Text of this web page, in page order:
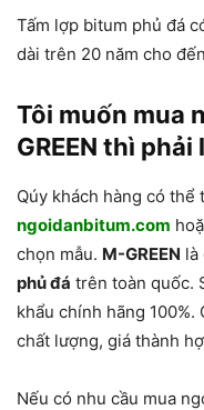
Tấm lợp bitum phủ đá
dài trên 20 năm cho
Tôi muốn mua
GREEN thì
Qúy khách hàng có thể
ngoidanbitum.com
chọn mẫu. M-GREEN là
phủ đá trên toàn quốc.
khẩu chính hãng
chất lượng, giá thành
Nếu có nhu cầu mua